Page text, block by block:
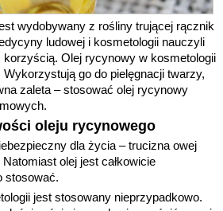
wydobywany z rośliny trującej rącznik
ludowej i kosmetologii nauczyli
Olej rycynowy w kosmetologii
go do pielęgnacji twarzy,
zaleta – stosować olej rycynowy
oleju rycynowego
dla życia – trucizna owej
olej jest całkowicie
stosować.
jest stosowany nieprzypadkowo.